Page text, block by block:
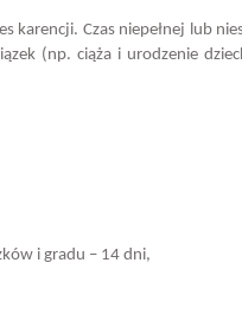
Czas niepełnej lub
(np. ciąża i urodzenie
i gradu – 14 dni,